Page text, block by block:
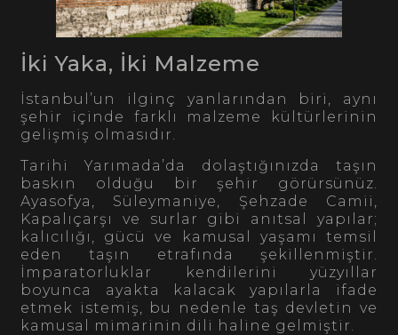
İki Yaka, İki Malzeme
İstanbul’un ilginç yanlarından biri, aynı
şehir içinde farklı malzeme kültürlerinin
gelişmiş olmasıdır.
Tarihi Yarımada’da dolaştığınızda taşın
baskın olduğu bir şehir görürsünüz.
Ayasofya, Süleymaniye, Şehzade Camii,
Kapalıçarşı ve surlar gibi anıtsal yapılar;
kalıcılığı, gücü ve kamusal yaşamı temsil
eden taşın etrafında şekillenmiştir.
İmparatorluklar kendilerini yüzyıllar
boyunca ayakta kalacak yapılarla ifade
etmek istemiş, bu nedenle taş devletin ve
kamusal mimarinin dili haline gelmiştir.